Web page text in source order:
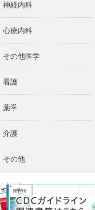
神経内科
心療内科
その他医学
看護
薬学
介護
その他